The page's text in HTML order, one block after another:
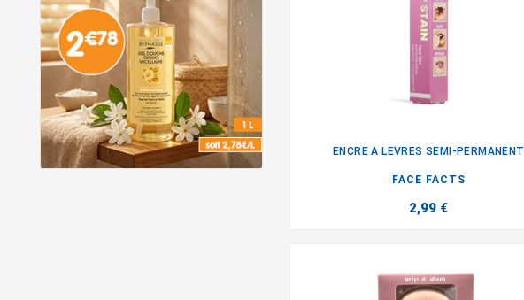
ENCRE A LEVRES SEMI-PERMANENT
FACE FACTS
2,99 €